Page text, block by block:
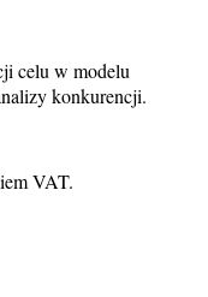
celu w modelu
konkurencji.
VAT.